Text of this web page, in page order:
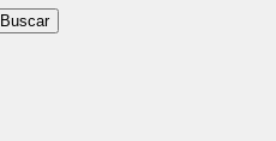
Buscar